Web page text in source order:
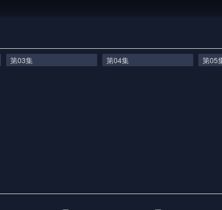
第03集 第04集 第05